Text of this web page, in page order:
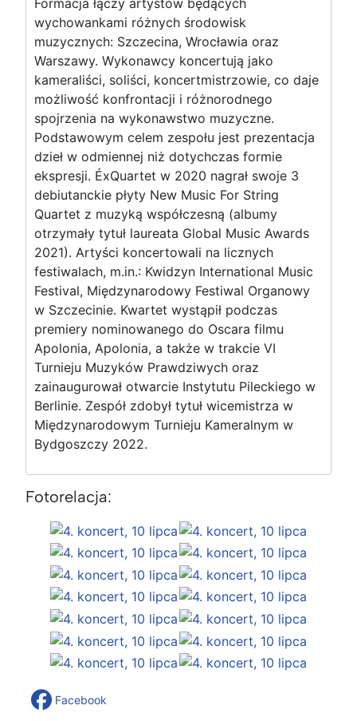
wychowankami różnych środowisk
muzycznych: Szczecina, Wrocławia oraz
Warszawy. Wykonawcy koncertują jako
kameraliści, soliści, koncertmistrzowie, co daje
możliwość konfrontacji i różnorodnego
spojrzenia na wykonawstwo muzyczne.
Podstawowym celem zespołu jest prezentacja
dzieł w odmiennej niż dotychczas formie
ekspresji. ÉxQuartet w 2020 nagrał swoje 3
debiutanckie płyty New Music For String
Quartet z muzyką współczesną (albumy
otrzymały tytuł laureata Global Music Awards
2021). Artyści koncertowali na licznych
festiwalach, m.in.: Kwidzyn International Music
Festival, Międzynarodowy Festiwal Organowy
w Szczecinie. Kwartet wystąpił podczas
premiery nominowanego do Oscara filmu
Apolonia, Apolonia, a także w trakcie VI
Turnieju Muzyków Prawdziwych oraz
zainaugurował otwarcie Instytutu Pileckiego w
Berlinie. Zespół zdobył tytuł wicemistrza w
Międzynarodowym Turnieju Kameralnym w
Bydgoszczy 2022.
Fotorelacja:
Facebook